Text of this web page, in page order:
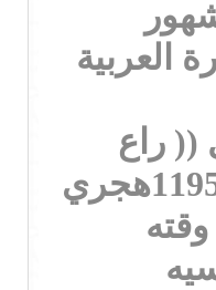
العربية
(( راع
الحصان )) قتل 1195هجري